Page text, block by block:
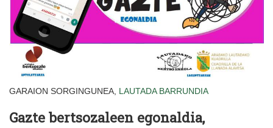
GARAION SORGINGUNEA, LAUTADA BARRUNDIA
Gazte bertsozaleen egonaldia,